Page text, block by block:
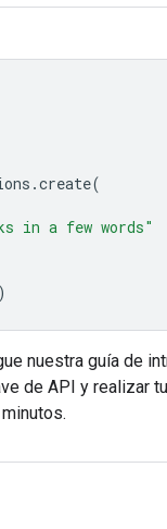
.create(
in a few words"
)
nuestra guía de
de API y realizar